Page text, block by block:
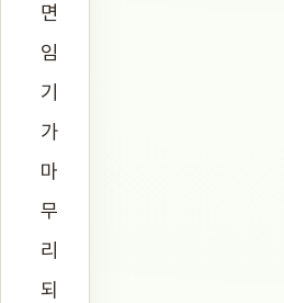
면
임
기
가
마
무
리
되